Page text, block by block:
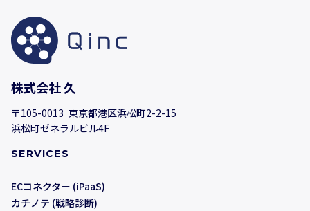
株式会社 久
〒105-0013 東京都港区浜松町2-2-15
浜松町ゼネラルビル4F
SERVICES
ECコネクター (iPaaS)
カチノテ (戦略診断)